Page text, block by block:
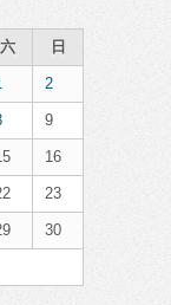
六 日
2
9
16
23
30